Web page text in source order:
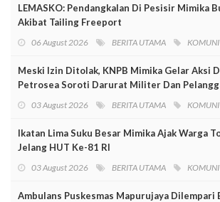
LEMASKO: Pendangkalan Di Pesisir Mimika
Akibat Tailing Freeport
06 August 2026 BERITA UTAMA
Meski Izin Ditolak, KNPB Mimika Gelar Aksi
Petrosea Soroti Darurat Militer Dan
03 August 2026 BERITA UTAMA
Ikatan Lima Suku Besar Mimika Ajak Warga
Jelang HUT Ke-81 RI
03 August 2026 BERITA UTAMA
Ambulans Puskesmas Mapurujaya Dilempari